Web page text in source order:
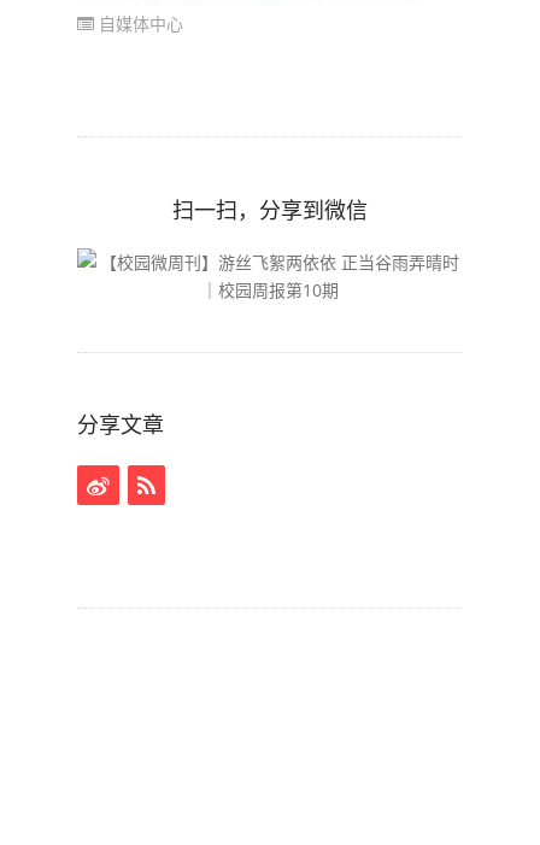
自媒体中心
扫一扫，分享到微信
分享文章